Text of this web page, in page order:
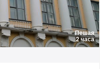
Пешая
2 часа